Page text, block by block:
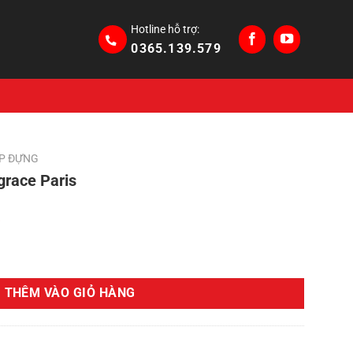
Hotline hỗ trợ:
0365.139.579
ĐỰNG
Paris
390,000₫.
số lượng
THÊM VÀO GIỎ HÀNG